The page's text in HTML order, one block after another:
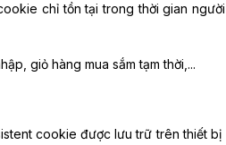
chỉ tồn tại trong thời gian người
giỏ hàng mua sắm tạm thời,...
cookie được lưu trữ trên thiết bị